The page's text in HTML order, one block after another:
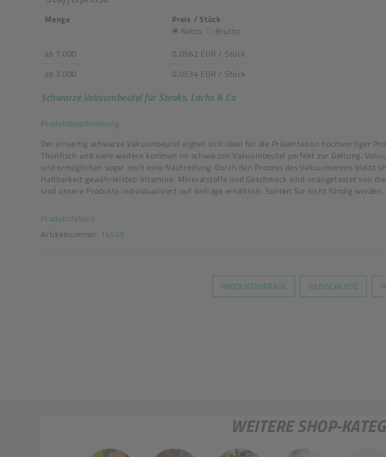
Menge
Preis / Stück
Netto
Brutto
ab 1.000 0,0562 EUR / Stück
ab 3.000
0,0534 EUR / Stück
Schwarze Vakuumbeutel für Steaks, Lachs & Co
Produktbeschreibung
Der einseitig schwarze Vakuumbeutel eignet sich ideal für die Präsentation hochwertiger
Thunfisch und viele weitere kommen im schwarzen Vakuumbeutel perfekt zur Geltung.
und ermöglichen sogar noch eine Nachreifung. Durch den Prozess des Vakuumierens bleibt
Haltbarkeit gewährleistet: Vitamine, Mineralstoffe und Geschmack sind unangetastet von
sind unsere Produkte individualisiert auf Anfrage erhältlich. Sollten Sie nicht fündig
Produktdetails
Auslaufartikel
Artikelnummer: 14545
PRODUKTANFRAGE WUNSCHLISTE
WEITERE SHOP-